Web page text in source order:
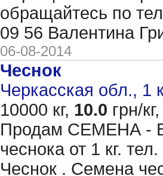
обращайтесь по
09 56 Валентина
06-08-2014
Чеснок
Черкасская обл., 1
10000 кг, 10.0 грн/кг,
Продам CЕМЕНА -
чеснока от 1 кг.
Чеснок . Семена